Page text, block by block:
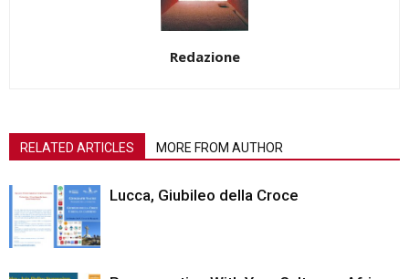
Redazione
RELATED ARTICLES MORE FROM AUTHOR
Lucca, Giubileo della Croce